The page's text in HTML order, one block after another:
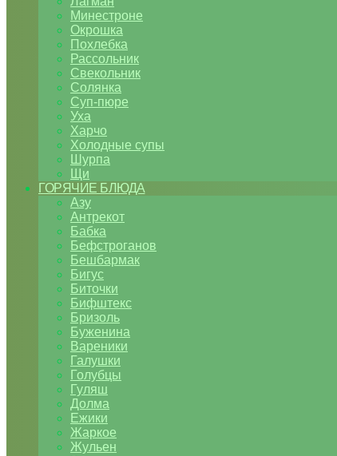
Минестроне
Окрошка
Похлебка
Рассольник
Свекольник
Солянка
Суп-пюре
Уха
Харчо
Холодные супы
Шурпа
Щи
ГОРЯЧИЕ БЛЮДА
Азу
Антрекот
Бабка
Бефстроганов
Бешбармак
Бигус
Биточки
Бифштекс
Бризоль
Буженина
Вареники
Галушки
Голубцы
Гуляш
Долма
Ежики
Жаркое
Жульен